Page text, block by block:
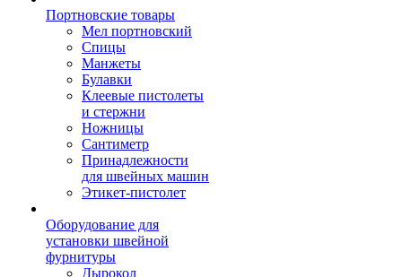
Портновские товары
Мел портновский
Спицы
Манжеты
Булавки
Клеевые пистолеты
и стержни
Ножницы
Сантиметр
Принадлежности
для швейных машин
Этикет-пистолет
Оборудование для
установки швейной
фурнитуры
Дырокол